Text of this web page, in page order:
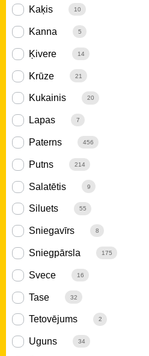
Kaķis 10
Kanna 5
Ķivere 14
Krūze 21
Kukainis 20
Lapas 7
Paterns 456
Putns 214
Salatētis 9
Siluets 55
Sniegavīrs 8
Sniegpārsla 175
Svece 16
Tase 32
Tetovējums 2
Uguns 34